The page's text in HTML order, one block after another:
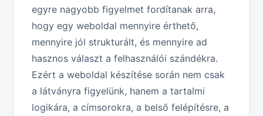
egyre nagyobb figyelmet fordítanak arra,
hogy egy weboldal mennyire érthető,
mennyire jól strukturált, és mennyire ad
hasznos választ a felhasználói szándékra.
Ezért a weboldal készítése során nem csak
a látványra figyelünk, hanem a tartalmi
logikára, a címsorokra, a belső felépítésre, a